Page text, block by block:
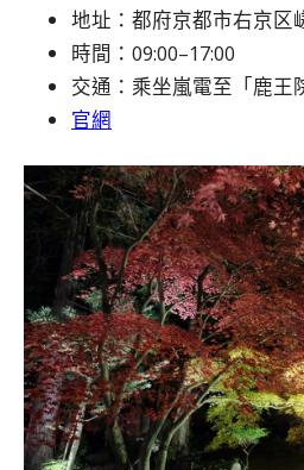
地址：都府京都市右京区
時間：09:00–17:00
交通：乘坐嵐電至「鹿王
官網